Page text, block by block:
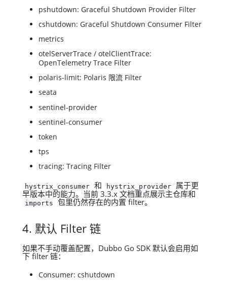
pshutdown: Graceful Shutdown Provider Filter
cshutdown: Graceful Shutdown Consumer Filter
metrics
otelServerTrace / otelClientTrace:
OpenTelemetry Trace Filter
polaris-limit: Polaris 限流 Filter
seata
sentinel-provider
sentinel-consumer
token
tps
tracing: Tracing Filter
hystrix_consumer 和 hystrix_provider
属于更
早版本中的能力。当前 3.3.x 文档重点展示主仓库和
imports 包里仍然存在的内置 filter。
4. 默认 Filter 链
如果不手动覆盖配置，Dubbo Go SDK 默认会启用如
下 filter 链：
Consumer: cshutdown